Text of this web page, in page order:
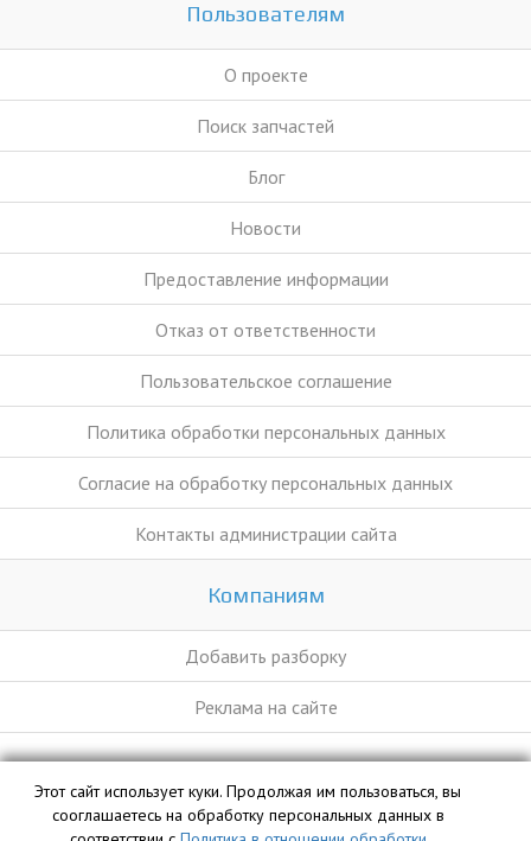
Пользователям
О проекте
Поиск запчастей
Блог
Новости
Предоставление информации
Отказ от ответственности
Пользовательское соглашение
Политика обработки персональных данных
Согласие на обработку персональных данных
Контакты администрации сайта
Компаниям
Добавить разборку
Реклама на сайте
База данных сайта razborka.org является интеллектуальной
собственностью ООО «Профит» и охраняется законом.
Этот сайт использует куки. Продолжая им пользоваться, вы
сооглашаетесь на обработку персональных данных в